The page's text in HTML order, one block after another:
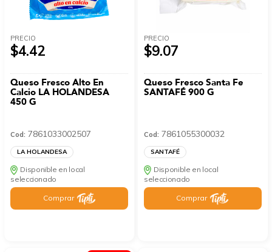
PRECIO
$4.42
Queso Fresco Alto En
Calcio LA HOLANDESA
450 G
Cod: 7861033002507
LA HOLANDESA
Disponible en local
seleccionado
Comprar
PRECIO
$9.07
Queso Fresco Santa Fe
SANTAFÉ 900 G
Cod: 7861055300032
SANTAFÉ
Disponible en local
seleccionado
Comprar